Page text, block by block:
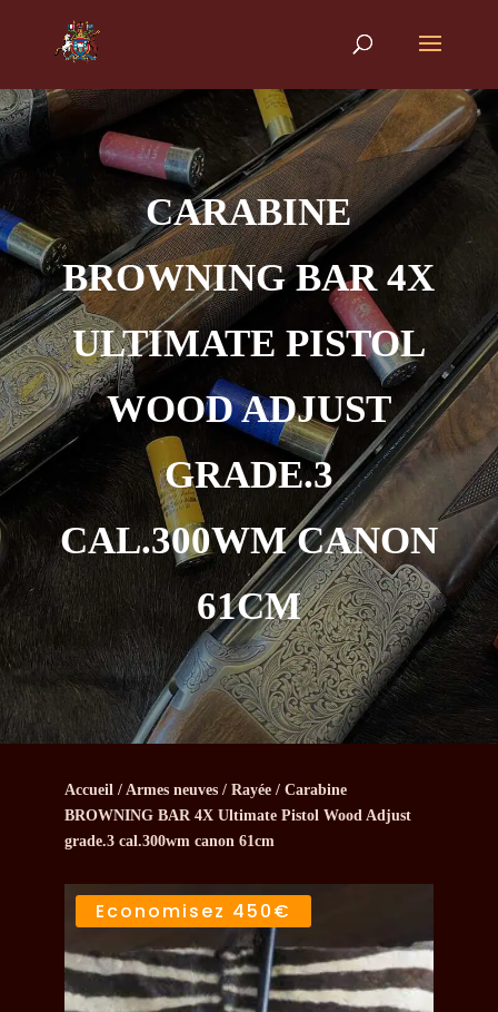
CARABINE
BROWNING BAR 4X
ULTIMATE PISTOL
WOOD ADJUST
GRADE.3
CAL.300WM CANON
61CM
Accueil / Armes neuves /Rayée / Carabine
BROWNING BAR 4X Ultimate Pistol Wood Adjust
grade.3 cal.300wm canon 61cm
Economisez 450€